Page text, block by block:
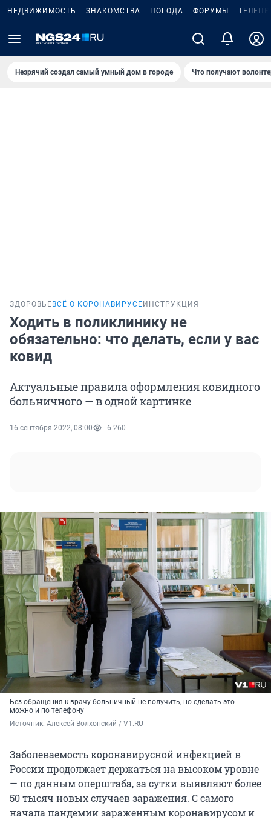
НЕДВИЖИМОСТЬ ЗНАКОМСТВА ПОГОДА ФОРУМЫ
Незрячий создал самый умный дом в городе Что получают
ЗДОРОВЬЕ ВСЁ О КОРОНАВИРУСЕ ИНСТРУКЦИЯ
Ходить в поликлинику не
обязательно: что делать, если у вас
ковид
Актуальные правила оформления ковидного
больничного — в одной картинке
16 сентября 2022, 08:00 6 260
Без обращения к врачу больничный не получить, но сделать это
можно и по телефону
Источник: Алексей Волхонский / V1.RU
Заболеваемость коронавирусной инфекцией в
России продолжает держаться на высоком уровне
— по данным оперштаба, за сутки выявляют более
50 тысяч новых случаев заражения. С самого
начала пандемии зараженным коронавирусом и